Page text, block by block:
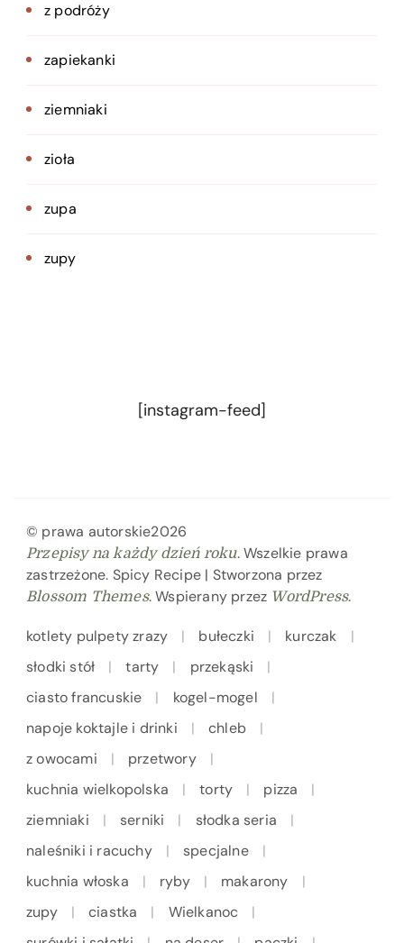
z podróży
zapiekanki
ziemniaki
zioła
zupa
zupy
[instagram-feed]
© prawa autorskie2026
Przepisy na każdy dzień roku. Wszelkie prawa
zastrzeżone. Spicy Recipe | Stworzona przez
Blossom Themes. Wspierany przez WordPress.
kotlety pulpety zrazy bułeczki
kurczak
słodki stół
tarty
przekąski
ciasto francuskie
kogel-mogel
napoje koktajle i drinki
chleb
z owocami
przetwory
kuchnia wielkopolska
torty
pizza
ziemniaki
serniki
słodka seria
naleśniki i racuchy
specjalne
kuchnia włoska
ryby
makarony
zupy
ciastka
Wielkanoc